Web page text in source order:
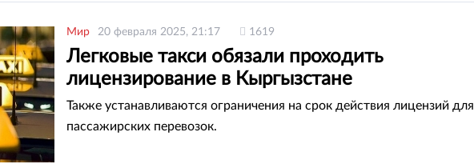
Мир 20 февраля 2025, 21:17 1619
Легковые такси обязали проходить
лицензирование в Кыргызстане
Также устанавливаются ограничения на срок действия лицензий для
пассажирских перевозок.